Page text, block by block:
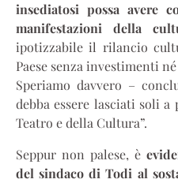
insediatosi possa avere
manifestazioni della
ipotizzabile il rilancio
Paese senza investimenti
Speriamo davvero –
debba essere lasciati soli
Teatro e della Cultura”.
Seppur non palese, è
del sindaco di Todi al